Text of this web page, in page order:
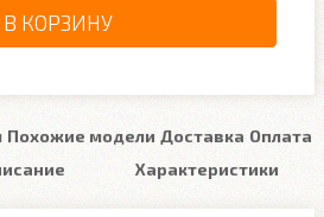
В КОРЗИНУ
Похожие модели Доставка Оплата
Характеристики